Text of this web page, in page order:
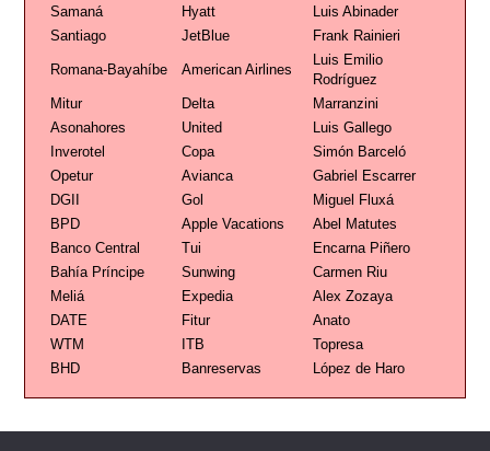
Samaná
Hyatt
Luis Abinader
Santiago
JetBlue Frank Rainieri
Romana-Bayahíbe American Airlines
Luis Emilio
Rodríguez
Mitur
Delta
Marranzini
Asonahores
United
Luis Gallego
Inverotel
Copa
Simón Barceló
Opetur
Avianca
Gabriel Escarrer
DGII
Gol
Miguel Fluxá
BPD
Apple Vacations
Abel Matutes
Banco Central
Tui
Encarna Piñero
Bahía Príncipe
Sunwing
Carmen Riu
Meliá
Expedia
Alex Zozaya
DATE
Fitur
Anato
WTM
ITB
Topresa
BHD
Banreservas López de Haro